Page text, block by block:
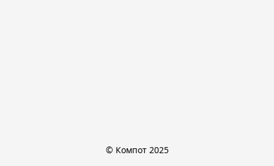
© Компот 2025